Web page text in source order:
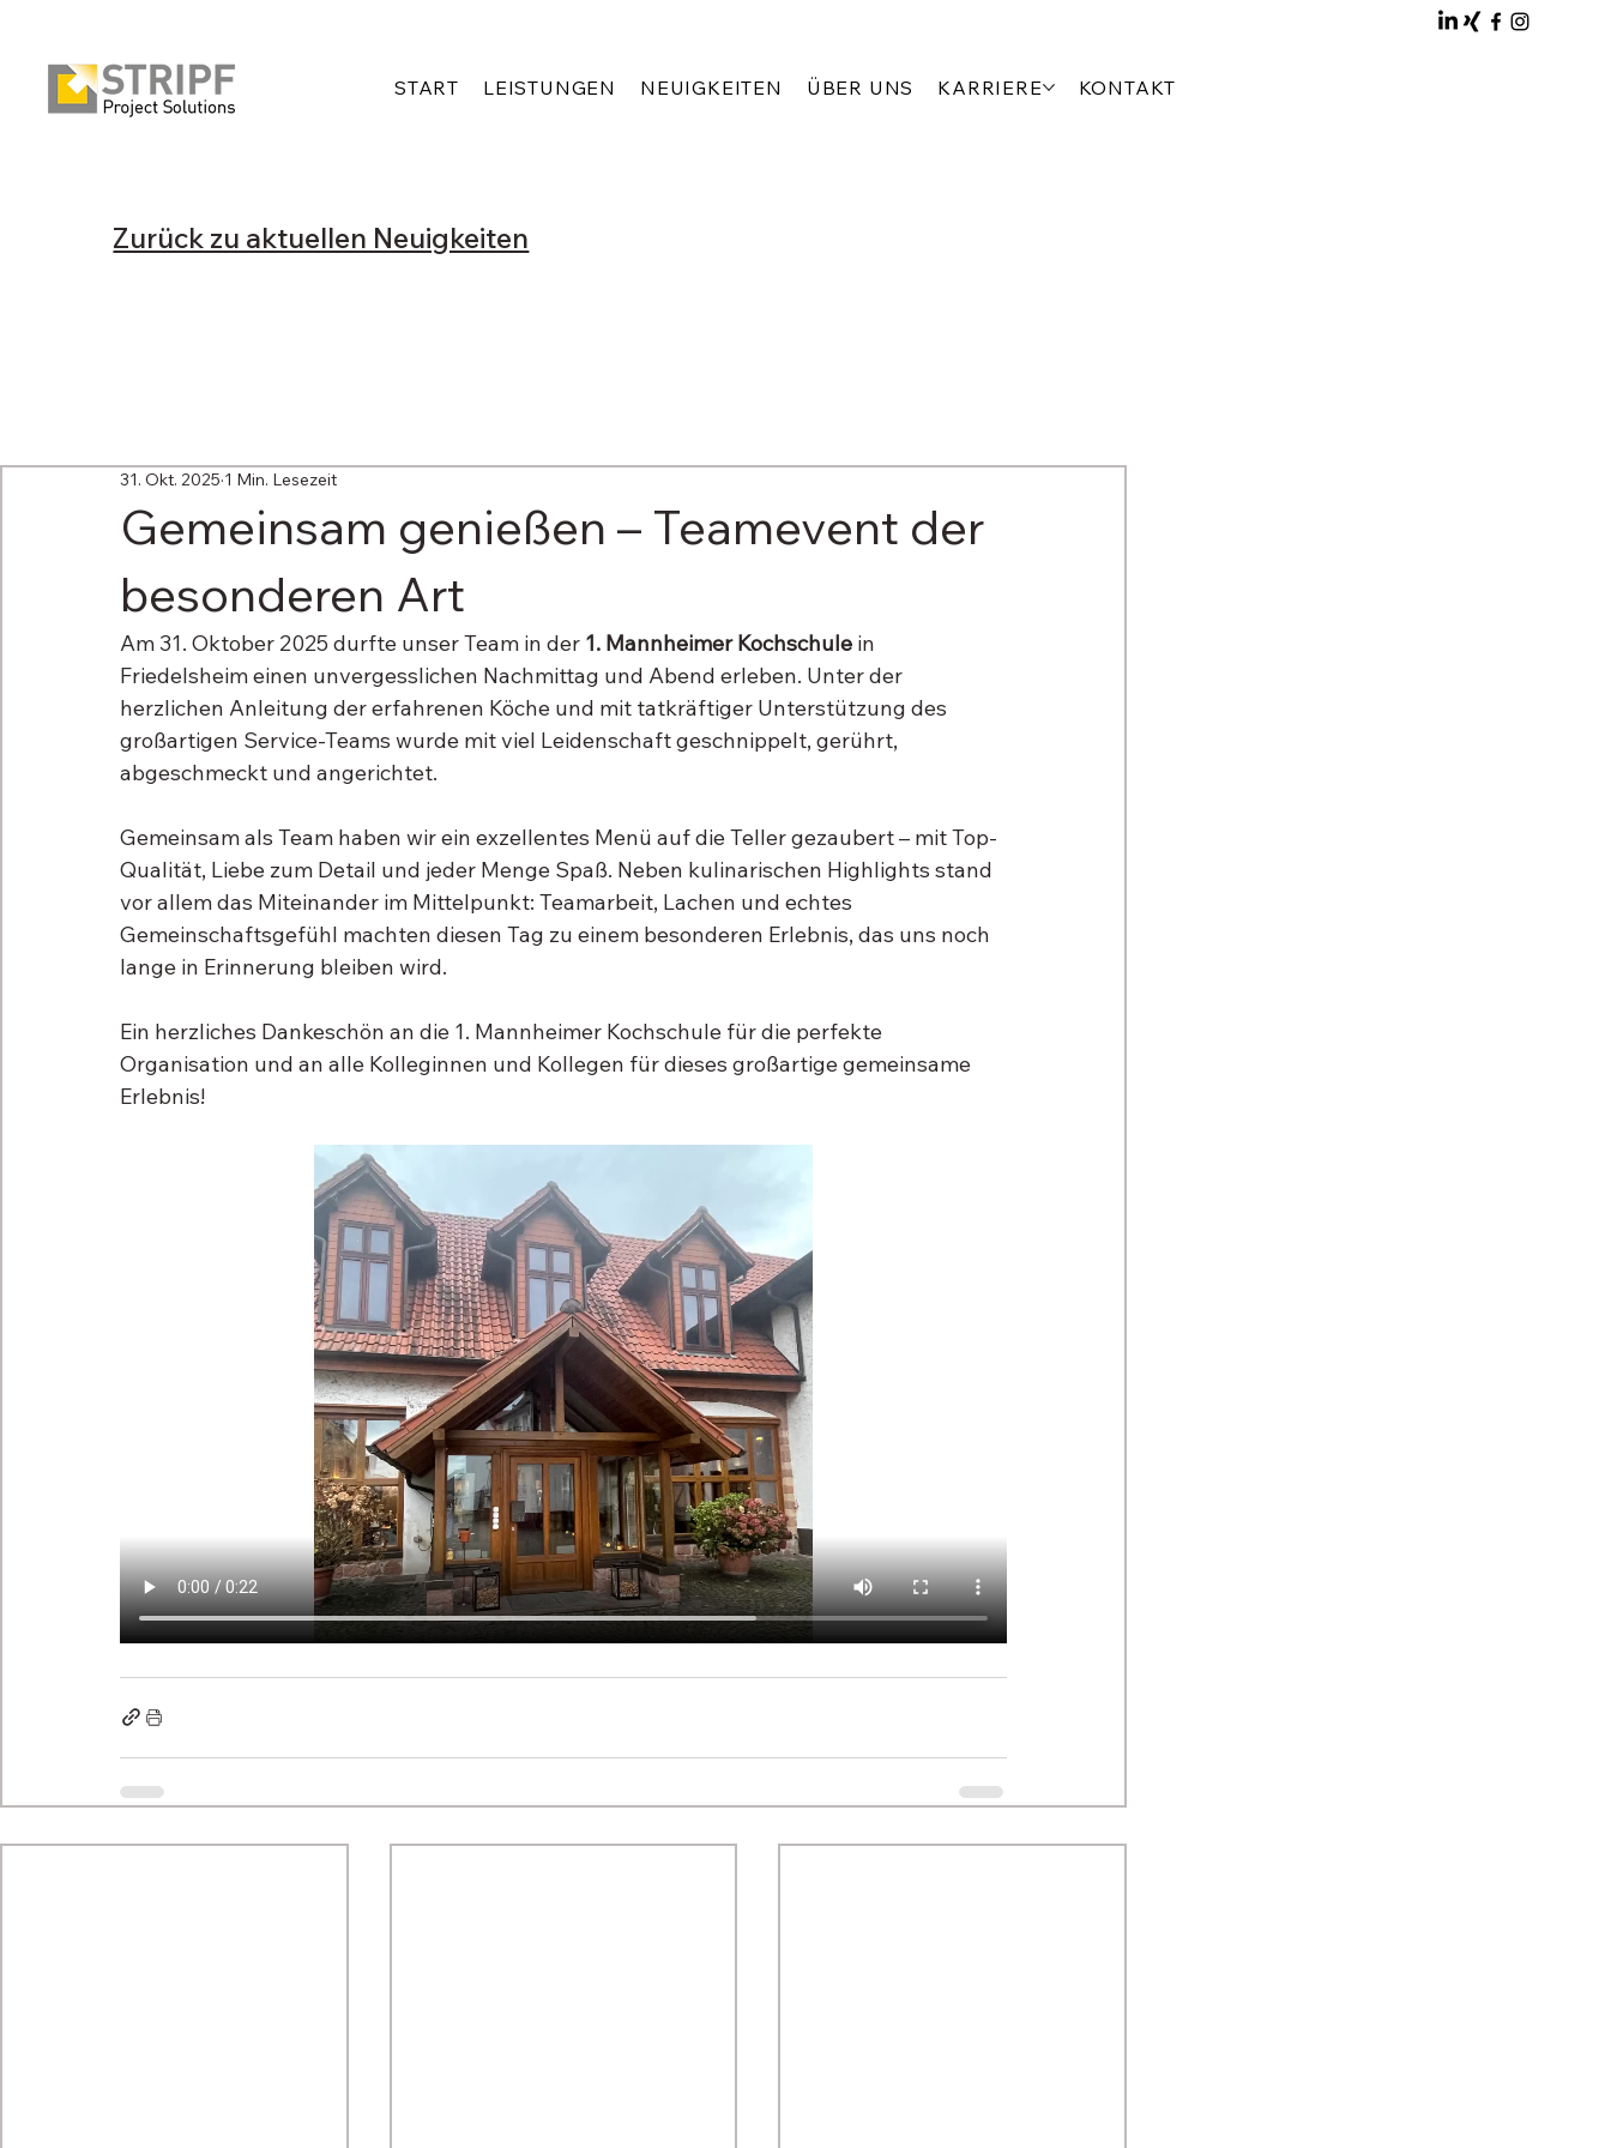
START LEISTUNGEN NEUIGKEITEN ÜBER UNS KARRIERE KONTAKT
Zurück zu aktuellen Neuigkeiten
Gemeinsam genießen – Teamevent der
besonderen Art
31. Okt. 2025 1 Min. Lesezeit
Am 31. Oktober 2025 durfte unser Team in der 1. Mannheimer Kochschule in
Friedelsheim einen unvergesslichen Nachmittag und Abend erleben. Unter der
herzlichen Anleitung der erfahrenen Köche und mit tatkräftiger Unterstützung des
großartigen Service-Teams wurde mit viel Leidenschaft geschnippelt, gerührt,
abgeschmeckt und angerichtet.
Gemeinsam als Team haben wir ein exzellentes Menü auf die Teller gezaubert – mit Top-
Qualität, Liebe zum Detail und jeder Menge Spaß. Neben kulinarischen Highlights stand
vor allem das Miteinander im Mittelpunkt: Teamarbeit, Lachen und echtes
Gemeinschaftsgefühl machten diesen Tag zu einem besonderen Erlebnis, das uns noch
lange in Erinnerung bleiben wird.
Ein herzliches Dankeschön an die 1. Mannheimer Kochschule für die perfekte
Organisation und an alle Kolleginnen und Kollegen für dieses großartige gemeinsame
Erlebnis!